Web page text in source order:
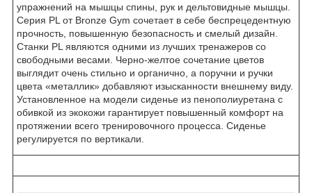
упражнений на мышцы спины, рук и дельтовидные мышцы.
Серия PL от Bronze Gym сочетает в себе беспрецедентную
прочность, повышенную безопасность и смелый дизайн.
Станки PL являются одними из лучших тренажеров со
свободными весами. Черно-желтое сочетание цветов
выглядит очень стильно и органично, а поручни и ручки
цвета «металлик» добавляют изысканности внешнему виду.
Установленное на модели сиденье из пенополиуретана с
обивкой из экокожи гарантирует повышенный комфорт на
протяжении всего тренировочного процесса. Сиденье
регулируется по вертикали.